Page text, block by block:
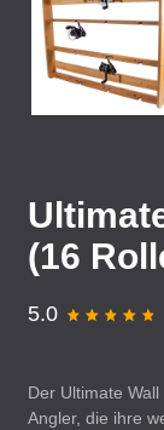
(16
5.0
Der Ultimate
Angler, die ihre